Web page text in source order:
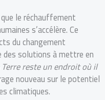
le réchauffement
s’accélère. Ce
du changement
des solutions à mettre en
reste un endroit où il
nouveau sur le potentiel
climatiques.